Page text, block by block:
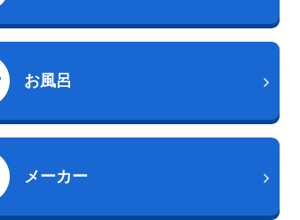
お風呂
メーカー